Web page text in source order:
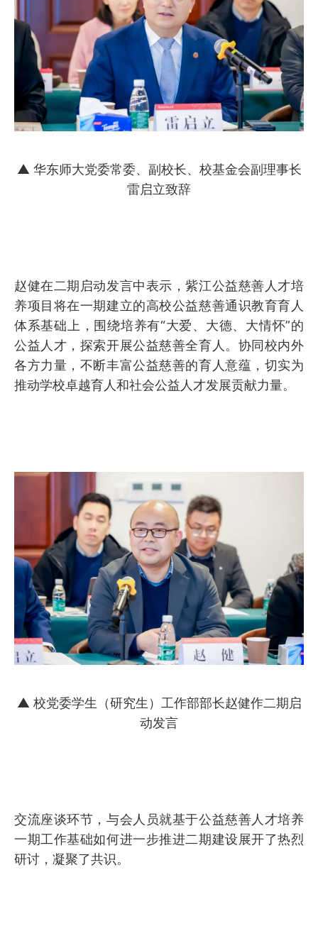
▲ 华东师大党委常委、副校长、校基金会副理事长
雷启立致辞
赵健在二期启动发言中表示，紫江公益慈善人才培
养项目将在一期建立的高校公益慈善通识教育育人
体系基础上，围绕培养有“大爱、大德、大情怀”的
公益人才，探索开展公益慈善全育人。协同校内外
各方力量，不断丰富公益慈善的育人意蕴，切实为
推动学校卓越育人和社会公益人才发展贡献力量。
▲ 校党委学生（研究生）工作部部长赵健作二期启
动发言
交流座谈环节，与会人员就基于公益慈善人才培养
一期工作基础如何进一步推进二期建设展开了热烈
研讨，凝聚了共识。